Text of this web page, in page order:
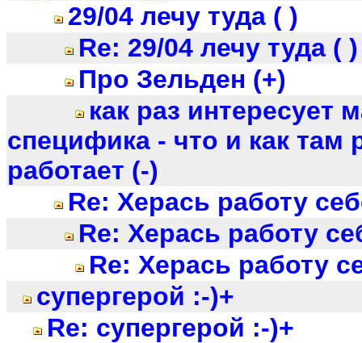
29/04 лечу туда ( )
Re: 29/04 лечу туда ( )
Про Зельден (+)
как раз интересует
специфика - что и как там
работает (-)
Re: Херась работу
Re: Херась работу
Re: Херась работу
супергерой :-)+
Re: супергерой :-)+